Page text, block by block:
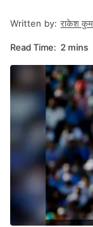
Written by: राकेश
Read Time: 2 mins